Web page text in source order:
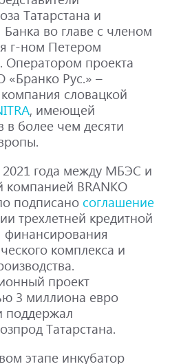
Татарстана и
Банка во главе с членом
г-ном Петером
Оператором проекта
«Бранко Рус.» –
словацкой
, имеющей
в более чем десяти
2021 года между МБЭС и
компанией BRANKO
подписано соглашение
трехлетней кредитной
финансирования
комплекса и
проект
3 миллиона евро
поддержал
Татарстана.
этапе инкубатор